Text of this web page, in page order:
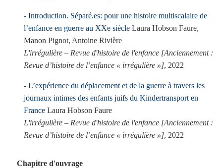
Introduction. Séparé.es: pour une histoire multiscalaire de
l’enfance en guerre au XXe siècle Laura Hobson Faure,
Manon Pignot, Antoine Rivière
L'irrégulière – Revue d'histoire de l'enfance [Anciennement :
Revue d’histoire de l’enfance « irrégulière »], 2022
L’expérience du déplacement et de la guerre à travers les
journaux intimes des enfants juifs du Kindertransport en
France Laura Hobson Faure
L'irrégulière – Revue d'histoire de l'enfance [Anciennement :
Revue d’histoire de l’enfance « irrégulière »], 2022
Chapitre d'ouvrage